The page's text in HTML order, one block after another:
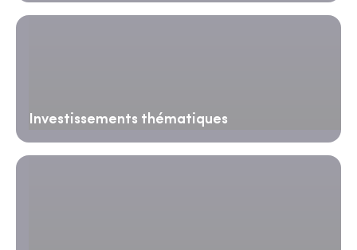
Investissements thématiques